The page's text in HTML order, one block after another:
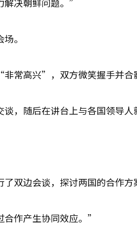
。
常高兴”，双方微笑握手并合
，随后在讲台上与各国领导人
双边会谈，探讨两国的合作方
作产生协同效应。”